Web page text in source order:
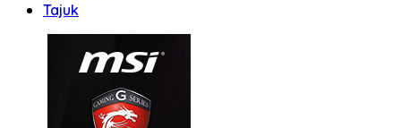
Tajuk